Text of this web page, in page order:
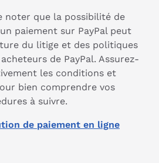
noter que la possibilité de
paiement sur PayPal peut
du litige et des politiques
de PayPal. Assurez-
les conditions et
bien comprendre vos
à suivre.
de paiement en ligne